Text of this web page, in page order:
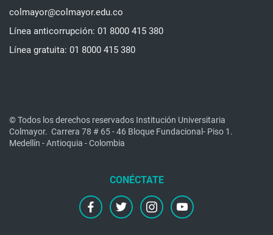
colmayor@colmayor.edu.co
Línea anticorrupción: 01 8000 415 380
Línea gratuita: 01 8000 415 380
© Todos los derechos reservados Institución Universitaria
Colmayor. Carrera 78 # 65 - 46 Bloque Fundacional- Piso 1.
Medellín - Antioquia - Colombia